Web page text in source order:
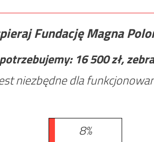
Fundację Magna
16 500zł,
niezbędne dla
8%